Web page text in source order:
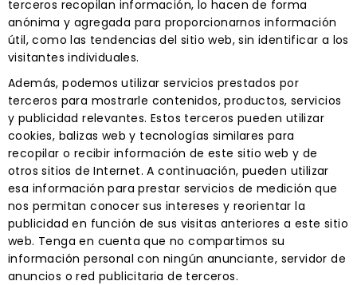
terceros recopilan información, lo hacen de forma
anónima y agregada para proporcionarnos información
útil, como las tendencias del sitio web, sin identificar a los
visitantes individuales.
Además, podemos utilizar servicios prestados por
terceros para mostrarle contenidos, productos, servicios
y publicidad relevantes. Estos terceros pueden utilizar
cookies, balizas web y tecnologías similares para
recopilar o recibir información de este sitio web y de
otros sitios de Internet. A continuación, pueden utilizar
esa información para prestar servicios de medición que
nos permitan conocer sus intereses y reorientar la
publicidad en función de sus visitas anteriores a este sitio
web. Tenga en cuenta que no compartimos su
información personal con ningún anunciante, servidor de
anuncios o red publicitaria de terceros.